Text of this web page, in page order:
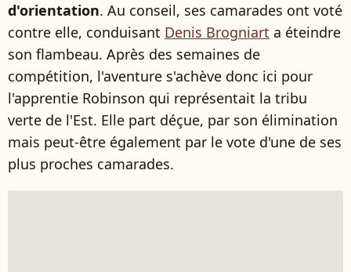
d'orientation. Au conseil, ses camarades ont voté
contre elle, conduisant Denis Brogniart a éteindre
son flambeau. Après des semaines de
compétition, l'aventure s'achève donc ici pour
l'apprentie Robinson qui représentait la tribu
verte de l'Est. Elle part déçue, par son élimination
mais peut-être également par le vote d'une de ses
plus proches camarades.